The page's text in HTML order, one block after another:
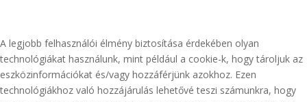
A legjobb felhasználói élmény biztosítása érdekében olyan
technológiákat használunk, mint például a cookie-k, hogy tároljuk az
eszközinformációkat és/vagy hozzáférjünk azokhoz. Ezen
technológiákhoz való hozzájárulás lehetővé teszi számunkra, hogy